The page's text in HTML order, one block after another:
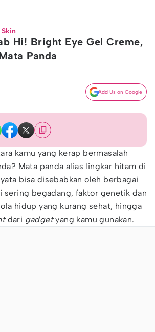
Skin
Hi! Bright Eye Gel Creme,
Panda
Add Us on Google
kamu yang kerap bermasalah
Mata panda alias lingkar hitam di
bisa disebabkan oleh berbagai
sering begadang, faktor genetik dan
hidup yang kurang sehat, hingga
dari gadgetyang kamu gunakan.